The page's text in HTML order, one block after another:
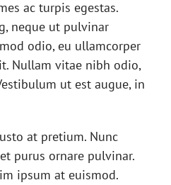
ac turpis egestas.
neque ut pulvinar
odio, eu ullamcorper
Nullam vitae nibh odio,
ut est augue, in
at pretium. Nunc
purus ornare pulvinar.
ipsum at euismod.